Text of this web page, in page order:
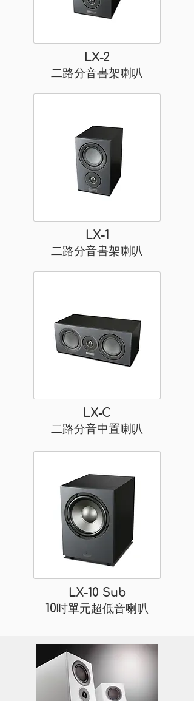
LX-2
二路分音書架喇叭
LX-1
二路分音書架喇叭
LX-C
二路分音中置喇叭
LX-10 Sub
10吋單元超低音喇叭